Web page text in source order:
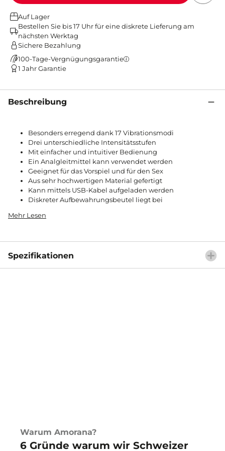
Auf Lager
Bestellen Sie bis 17 Uhr für eine diskrete Lieferung am
nächsten Werktag
Sichere Bezahlung
100-Tage-Vergnügungsgarantie
1 Jahr Garantie
Beschreibung
Besonders erregend dank 17 Vibrationsmodi
Drei unterschiedliche Intensitätsstufen
Mit einfacher und intuitiver Bedienung
Ein Analgleitmittel kann verwendet werden
Geeignet für das Vorspiel und für den Sex
Aus sehr hochwertigen Material gefertigt
Kann mittels USB-Kabel aufgeladen werden
Diskreter Aufbewahrungsbeutel liegt bei
Mehr Lesen
Spezifikationen
Warum Amorana?
6 Gründe warum wir Schweizer